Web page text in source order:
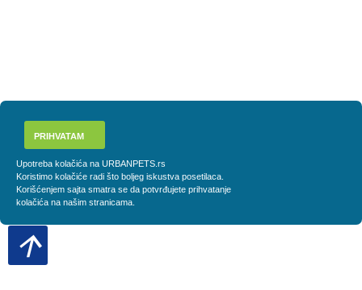
PRIHVATAM
Upotreba kolačića na URBANPETS.rs
Koristimo kolačiće radi što boljeg iskustva posetilaca.
Korišćenjem sajta smatra se da potvrđujete prihvatanje
kolačića na našim stranicama.